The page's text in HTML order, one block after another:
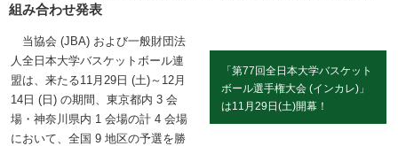
組み合わせ発表
「第77回全日本大学バスケット
ボール選手権大会 (インカレ)」
は11月29日(土)開幕！
当協会 (JBA) および一般財団法
人全日本大学バスケットボール連
盟は、来たる11月29日 (土)～12月
14日 (日) の期間、東京都内 3 会
場・神奈川県内 1 会場の計 4 会場
において、全国 9 地区の予選を勝